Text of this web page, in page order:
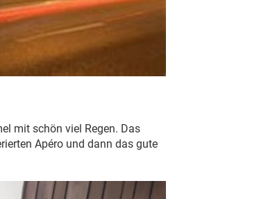
mit schön viel Regen. Das
Apéro und dann das gute